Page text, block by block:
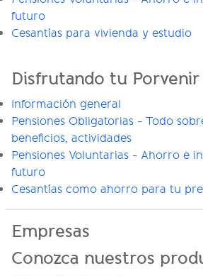
futuro
Cesantías para vivienda y estudio
Disfrutando tu Porvenir
Información general
Pensiones Obligatorias - Todo
beneficios, actividades
Pensiones Voluntarias - Ahorro e
futuro
Cesantías como ahorro para tu
Empresas
Conozca nuestros